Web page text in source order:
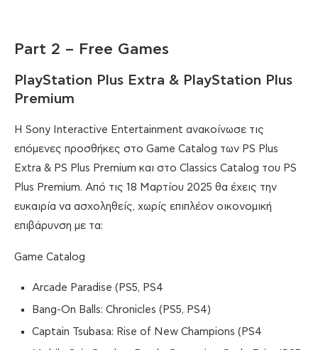
Part 2 – Free Games
PlayStation Plus Extra & PlayStation Plus
Premium
Η Sony Interactive Entertainment ανακοίνωσε τις
επόμενες προσθήκες στο Game Catalog των PS Plus
Extra & PS Plus Premium και στο Classics Catalog του PS
Plus Premium. Από τις 18 Μαρτίου 2025 θα έχεις την
ευκαιρία να ασχοληθείς, χωρίς επιπλέον οικονομική
επιβάρυνση με τα:
Game Catalog
Arcade Paradise (PS5, PS4
Bang-On Balls: Chronicles (PS5, PS4)
Captain Tsubasa: Rise of New Champions (PS4